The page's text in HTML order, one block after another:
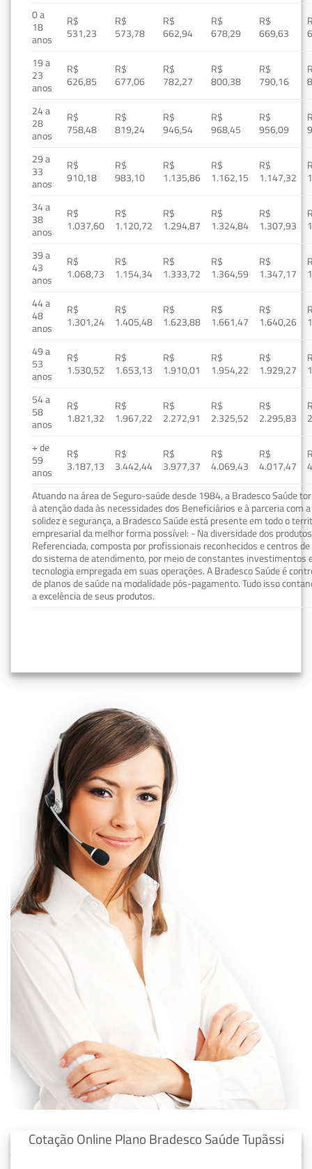
0 a
18
anos
R$
531,23
R$
573,78
R$
662,94
R$
678,29
R$
669,63
19 a
23
anos
R$
626,85
R$
677,06
R$
782,27
R$
800,38
R$
790,16
24 a
28
anos
R$
758,48
R$
819,24
R$
946,54
R$
968,45
R$
956,09
29 a
33
anos
R$
910,18
R$
983,10
R$
1.135,86
R$
1.162,15
R$
1.147,32
34 a
38
anos
R$
1.037,60
R$
1.120,72
R$
1.294,87
R$
1.324,84
R$
1.307,93
39 a
43
anos
R$
1.068,73
R$
1.154,34
R$
1.333,72
R$
1.364,59
R$
1.347,17
44 a
48
anos
R$
1.301,24
R$
1.405,48
R$
1.623,88
R$
1.661,47
R$
1.640,26
49 a
53
anos
R$
1.530,52
R$
1.653,13
R$
1.910,01
R$
1.954,22
R$
1.929,27
54 a
58
anos
R$
1.821,32
R$
1.967,22
R$
2.272,91
R$
2.325,52
R$
2.295,83
+ de
59
anos
R$
3.187,13
R$
3.442,44
R$
3.977,37
R$
4.069,43
R$
4.017,47
Atuando na área de Seguro-saúde desde 1984, a Bradesco Saúde
à atenção dada às necessidades dos Beneficiários e à parceria com
solidez e segurança, a Bradesco Saúde está presente em todo o
empresarial da melhor forma possível: - Na diversidade dos
Referenciada, composta por profissionais reconhecidos e centros
do sistema de atendimento, por meio de constantes investimentos
tecnologia empregada em suas operações. A Bradesco Saúde é
de planos de saúde na modalidade pós-pagamento. Tudo isso
a excelência de seus produtos.
Cotação Online Plano Bradesco Saúde Tupãssi